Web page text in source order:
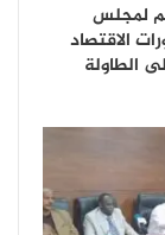
لمجلس
الاقتصاد
الطاولة